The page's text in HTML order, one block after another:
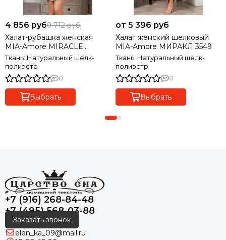
4 856 руб9 712 руб
Халат-рубашка женская
MIA-Amore MIRACLE
МИРАКЛ 3547
Ткань: Натуральный шелк-
полиэстр
0
Выбрать
от 5 396 руб
Халат женский шелковый
MIA-Amore МИРАКЛ 3549
Ткань: Натуральный шелк-
полиэстр
0
Выбрать
+7 (916) 268-84-48
+7 (495) 568-03-88
Заказать звонок
elen_ka_09@mail.ru